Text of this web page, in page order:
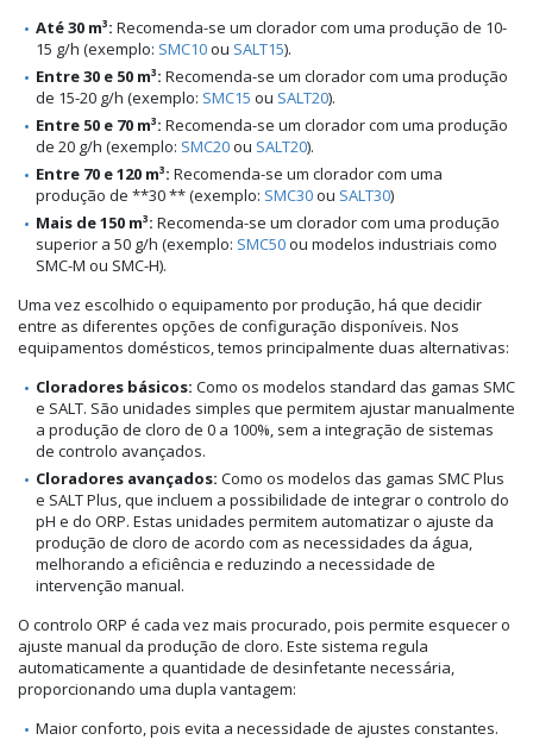
Até 30 m³: Recomenda-se um clorador com uma produção de 10-
15 g/h (exemplo: SMC10ou SALT15).
Entre 30 e 50 m³: Recomenda-se um clorador com uma produção
de 15-20 g/h (exemplo: SMC15 ou SALT20).
Entre 50 e 70 m³: Recomenda-se um clorador com uma produção
de 20 g/h (exemplo: SMC20ou SALT20).
Entre 70 e 120 m³: Recomenda-se um clorador com uma
produção de **30 ** (exemplo: SMC30ou SALT30)
Mais de 150 m³: Recomenda-se um clorador com uma produção
superior a 50 g/h (exemplo: SMC50ou modelos industriais como
SMC-M ou SMC-H).
Uma vez escolhido o equipamento por produção, há que decidir
entre as diferentes opções de configuração disponíveis. Nos
equipamentos domésticos, temos principalmente duas alternativas:
Cloradores básicos: Como os modelos standard das gamas SMC
e SALT. São unidades simples que permitem ajustar manualmente
a produção de cloro de 0 a 100%, sem a integração de sistemas
de controlo avançados.
Cloradores avançados: Como os modelos das gamas SMC Plus
e SALT Plus, que incluem a possibilidade de integrar o controlo do
pH e do ORP. Estas unidades permitem automatizar o ajuste da
produção de cloro de acordo com as necessidades da água,
melhorando a eficiência e reduzindo a necessidade de
intervenção manual.
O controlo ORP é cada vez mais procurado, pois permite esquecer o
ajuste manual da produção de cloro. Este sistema regula
automaticamente a quantidade de desinfetante necessária,
proporcionando uma dupla vantagem:
Maior conforto, pois evita a necessidade de ajustes constantes.